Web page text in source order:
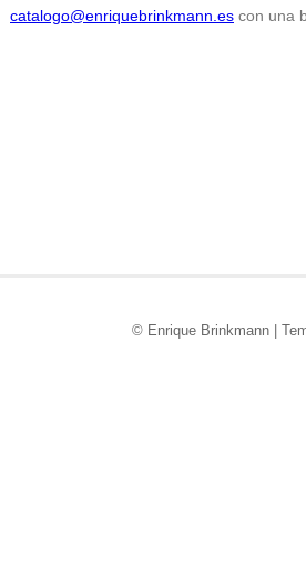
catalogo@enriquebrinkmann.es con una
© Enrique Brinkmann |